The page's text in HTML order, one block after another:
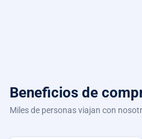
Beneficios de
Miles de personas viajan con